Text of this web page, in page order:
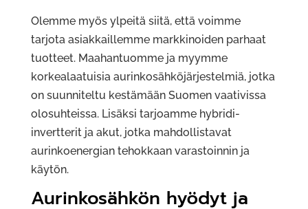
Olemme myös ylpeitä siitä, että voimme
tarjota asiakkaillemme markkinoiden parhaat
tuotteet. Maahantuomme ja myymme
korkealaatuisia aurinkosähköjärjestelmiä, jotka
on suunniteltu kestämään Suomen vaativissa
olosuhteissa. Lisäksi tarjoamme hybridi-
invertterit ja akut, jotka mahdollistavat
aurinkoenergian tehokkaan varastoinnin ja
käytön.
Aurinkosähkön hyödyt ja